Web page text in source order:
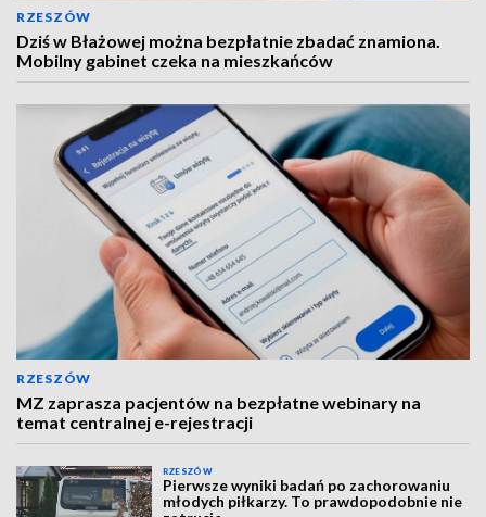
RZESZÓW
Dziś w Błażowej można bezpłatnie zbadać znamiona.
Mobilny gabinet czeka na mieszkańców
RZESZÓW
MZ zaprasza pacjentów na bezpłatne webinary na
temat centralnej e-rejestracji
RZESZÓW
Pierwsze wyniki badań po zachorowaniu
młodych piłkarzy. To prawdopodobnie nie